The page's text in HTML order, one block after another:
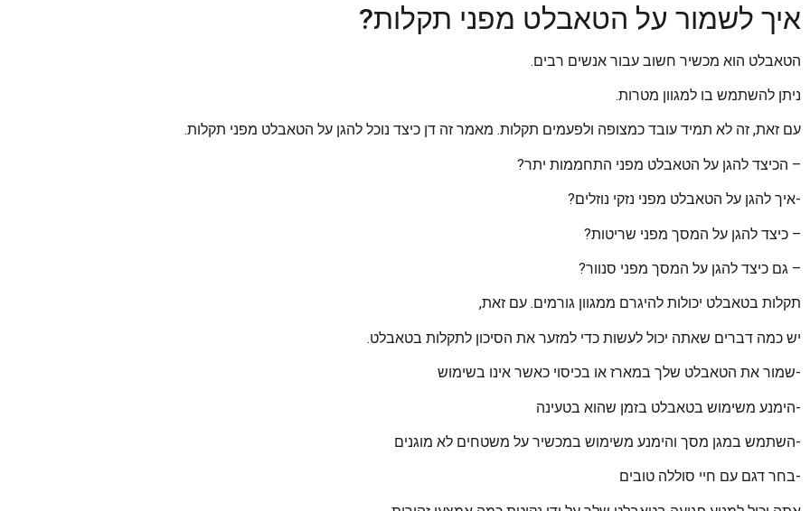
איך לשמור על הטאבלט מפני תקלות?
הטאבלט הוא מכשיר חשוב עבור אנשים רבים.
ניתן להשתמש בו למגוון מטרות.
עם זאת, זה לא תמיד עובד כמצופה ולפעמים תקלות. מאמר זה דן כיצד נוכל להגן על הטאבלט מפני תקלות.
– הכיצד להגן על הטאבלט מפני התחממות יתר?
-איך להגן על הטאבלט מפני נזקי נוזלים?
– כיצד להגן על המסך מפני שריטות?
– גם כיצד להגן על המסך מפני סנוור?
תקלות בטאבלט יכולות להיגרם ממגוון גורמים. עם זאת,
יש כמה דברים שאתה יכול לעשות כדי למזער את הסיכון לתקלות בטאבלט.
-שמור את הטאבלט שלך במארז או בכיסוי כאשר אינו בשימוש
-הימנע משימוש בטאבלט בזמן שהוא בטעינה
-השתמש במגן מסך והימנע משימוש במכשיר על משטחים לא מוגנים
-בחר דגם עם חיי סוללה טובים